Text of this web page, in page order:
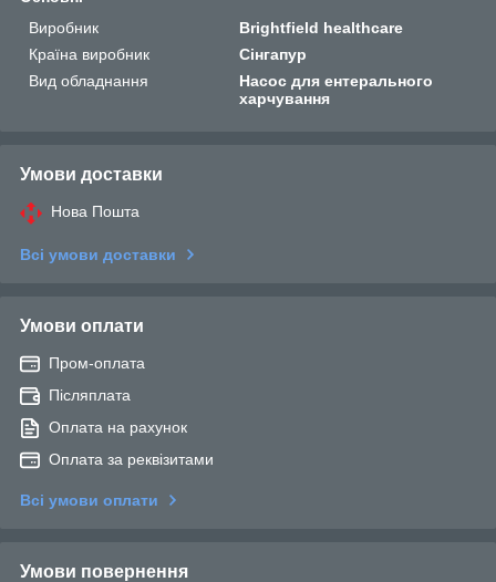
Виробник
Brightfield healthcare
Країна виробник
Сінгапур
Вид обладнання
Насос для ентерального
харчування
Умови доставки
Нова Пошта
Всі умови доставки
Умови оплати
Пром-оплата
Післяплата
Оплата на рахунок
Оплата за реквізитами
Всі умови оплати
Умови повернення